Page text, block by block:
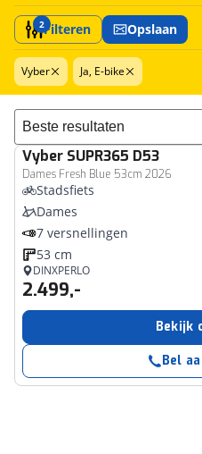
2Filteren Opslaan
Vyber Ja, E-bike
Sorteer resultaten
Vyber SUPR365 D53
Dames Fresh Blue 53cm 2026
Stadsfiets
Dames
7 versnellingen
53 cm
DINXPERLO
2.499,-
Bekijk
Bel